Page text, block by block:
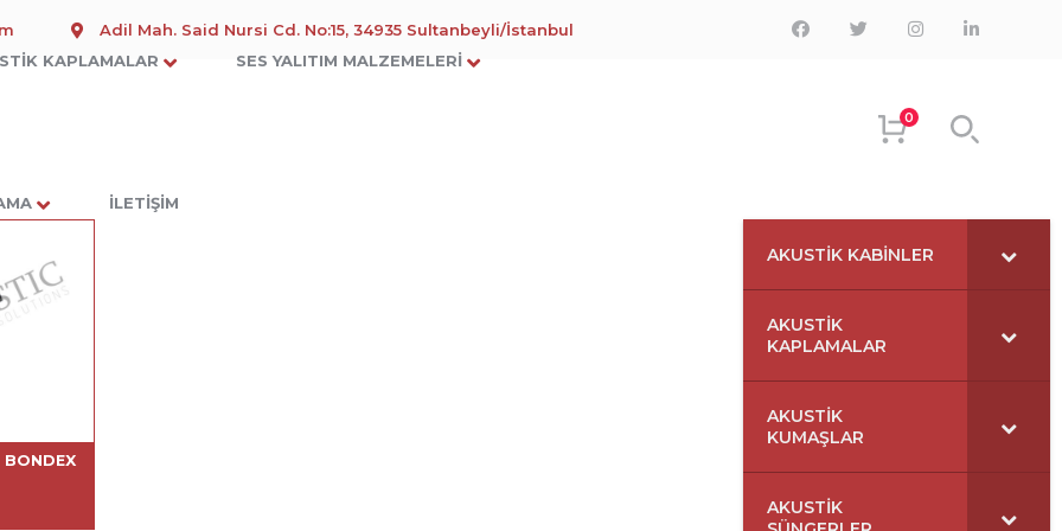
Adil Mah. Said Nursi Cd. No:15, 34935 Sultanbeyli/İstanbul
FacebookTwitterInstagramLinkedIn
KAPLAMALAR SES YALITIM MALZEMELERI
İLETIŞIM
0
BONDEX
AKUSTIK KABINLER
AKUSTIK
KAPLAMALAR
AKUSTIK
KUMAŞLAR
AKUSTIK